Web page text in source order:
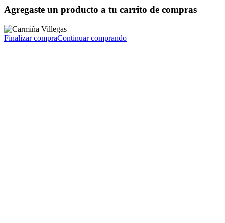
Agregaste un producto a tu carrito de compras
Finalizar compraContinuar comprando